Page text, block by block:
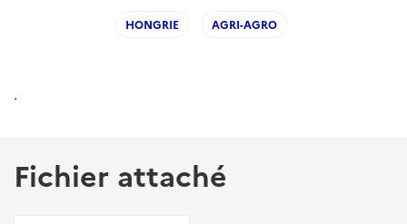
HONGRIE AGRI-AGRO
.
Fichier attaché